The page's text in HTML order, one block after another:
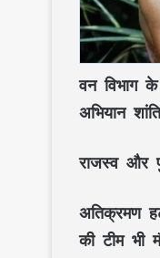
वन विभाग
अभियान
राजस्व और
अतिक्रमण
की टीम भी